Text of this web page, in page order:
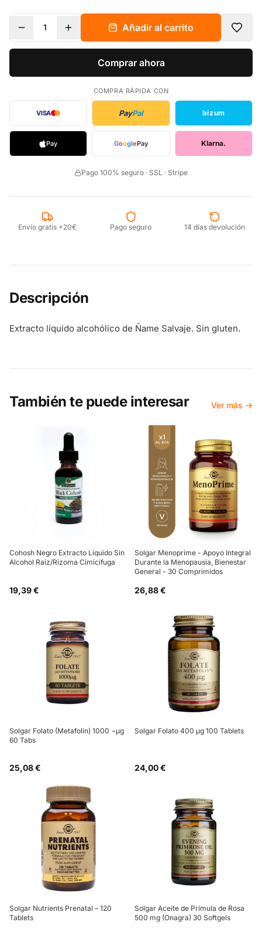
1 Añadir al carrito
Comprar ahora
COMPRA RÁPIDA CON
VISA PayPal bizum
Pay GooglePay Klarna.
Pago 100% seguro · SSL · Stripe
Envío gratis +20€ Pago seguro 14 días devolución
Descripción
Extracto líquido alcohólico de Ñame Salvaje. Sin gluten.
También te puede interesar Ver más →
Cohosh Negro Extracto Líquido Sin
Alcohol Raíz/Rizoma Cimicifuga
19,39 €
Solgar Menoprime - Apoyo Integral
Durante la Menopausia, Bienestar
General - 30 Comprimidos
26,88 €
Solgar Folato (Metafolin) 1000 ¬µg
60 Tabs
25,08 €
Solgar Folato 400 µg 100 Tablets
24,00 €
Solgar Nutrients Prenatal – 120
Tablets
Solgar Aceite de Prímula de Rosa
500 mg (Onagra) 30 Softgels